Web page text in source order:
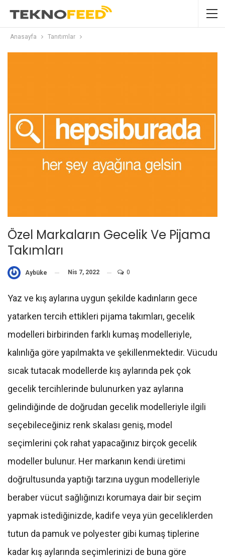
Anasayfa Tanıtımlar
Özel Markaların Gecelik Ve Pijama
Takımları
Aybüke Nis 7, 2022 0
Yaz ve kış aylarına uygun şekilde kadınların gece
yatarken tercih ettikleri pijama takımları, gecelik
modelleri birbirinden farklı kumaş modelleriyle,
kalınlığa göre yapılmakta ve şekillenmektedir. Vücudu
sıcak tutacak modellerde kış aylarında pek çok
gecelik tercihlerinde bulunurken yaz aylarına
gelindiğinde de doğrudan gecelik modelleriyle ilgili
seçebileceğiniz renk skalası geniş, model
seçimlerini çok rahat yapacağınız birçok gecelik
modeller bulunur. Her markanın kendi üretimi
doğrultusunda yaptığı tarzına uygun modelleriyle
beraber vücut sağlığınızı korumaya dair bir seçim
yapmak istediğinizde, kadife veya yün geceliklerden
tutun da pamuk ve polyester gibi kumaş tiplerine
kadar kış aylarında seçimlerinizi de buna göre